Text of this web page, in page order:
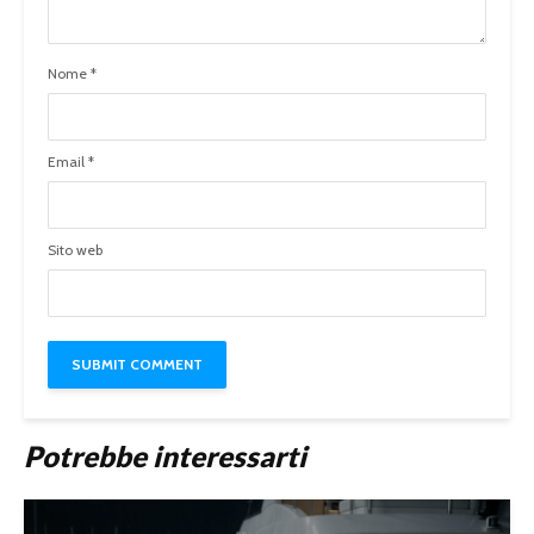
Nome *
Email *
Sito web
Potrebbe interessarti